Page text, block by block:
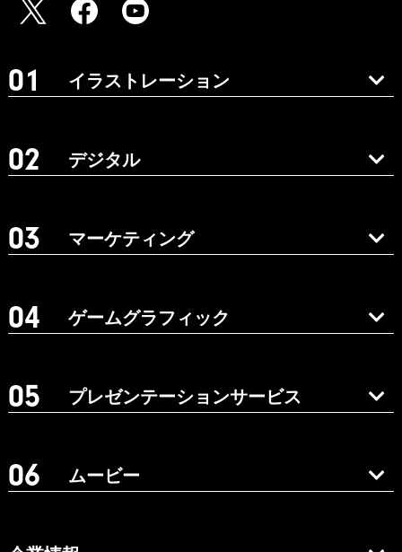
イラストレーション
デジタル
マーケティング
ゲームグラフィック
プレゼンテーションサービス
ムービー